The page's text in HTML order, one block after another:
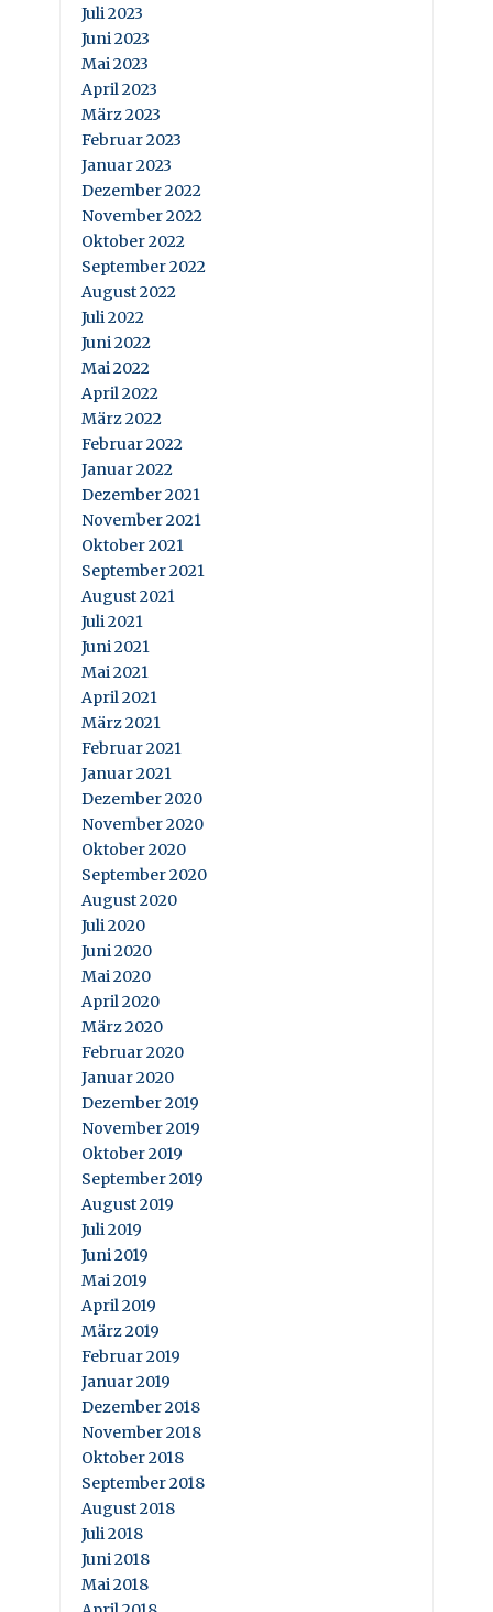
Juli 2023
Juni 2023
Mai 2023
April 2023
März 2023
Februar 2023
Januar 2023
Dezember 2022
November 2022
Oktober 2022
September 2022
August 2022
Juli 2022
Juni 2022
Mai 2022
April 2022
März 2022
Februar 2022
Januar 2022
Dezember 2021
November 2021
Oktober 2021
September 2021
August 2021
Juli 2021
Juni 2021
Mai 2021
April 2021
März 2021
Februar 2021
Januar 2021
Dezember 2020
November 2020
Oktober 2020
September 2020
August 2020
Juli 2020
Juni 2020
Mai 2020
April 2020
März 2020
Februar 2020
Januar 2020
Dezember 2019
November 2019
Oktober 2019
September 2019
August 2019
Juli 2019
Juni 2019
Mai 2019
April 2019
März 2019
Februar 2019
Januar 2019
Dezember 2018
November 2018
Oktober 2018
September 2018
August 2018
Juli 2018
Juni 2018
Mai 2018